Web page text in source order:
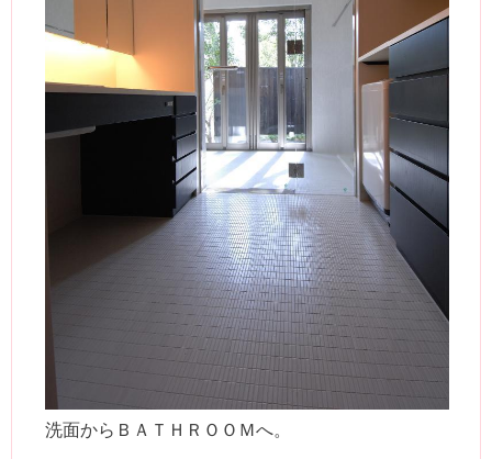
洗面からＢＡＴＨＲＯＯＭへ。